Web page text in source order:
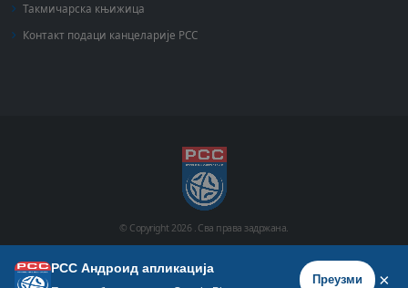
Такмичарска књижица
Контакт подаци канцеларије РСС
© Copyright2026 . Сва права задржана.
Почетна Историја Фото галерија Видео галерија
РСС Андроид апликација
Преузми ×